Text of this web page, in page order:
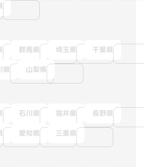
群馬県 埼玉県
千葉県
県 山梨県
石川県 福井県
長野県
愛知県 三重県